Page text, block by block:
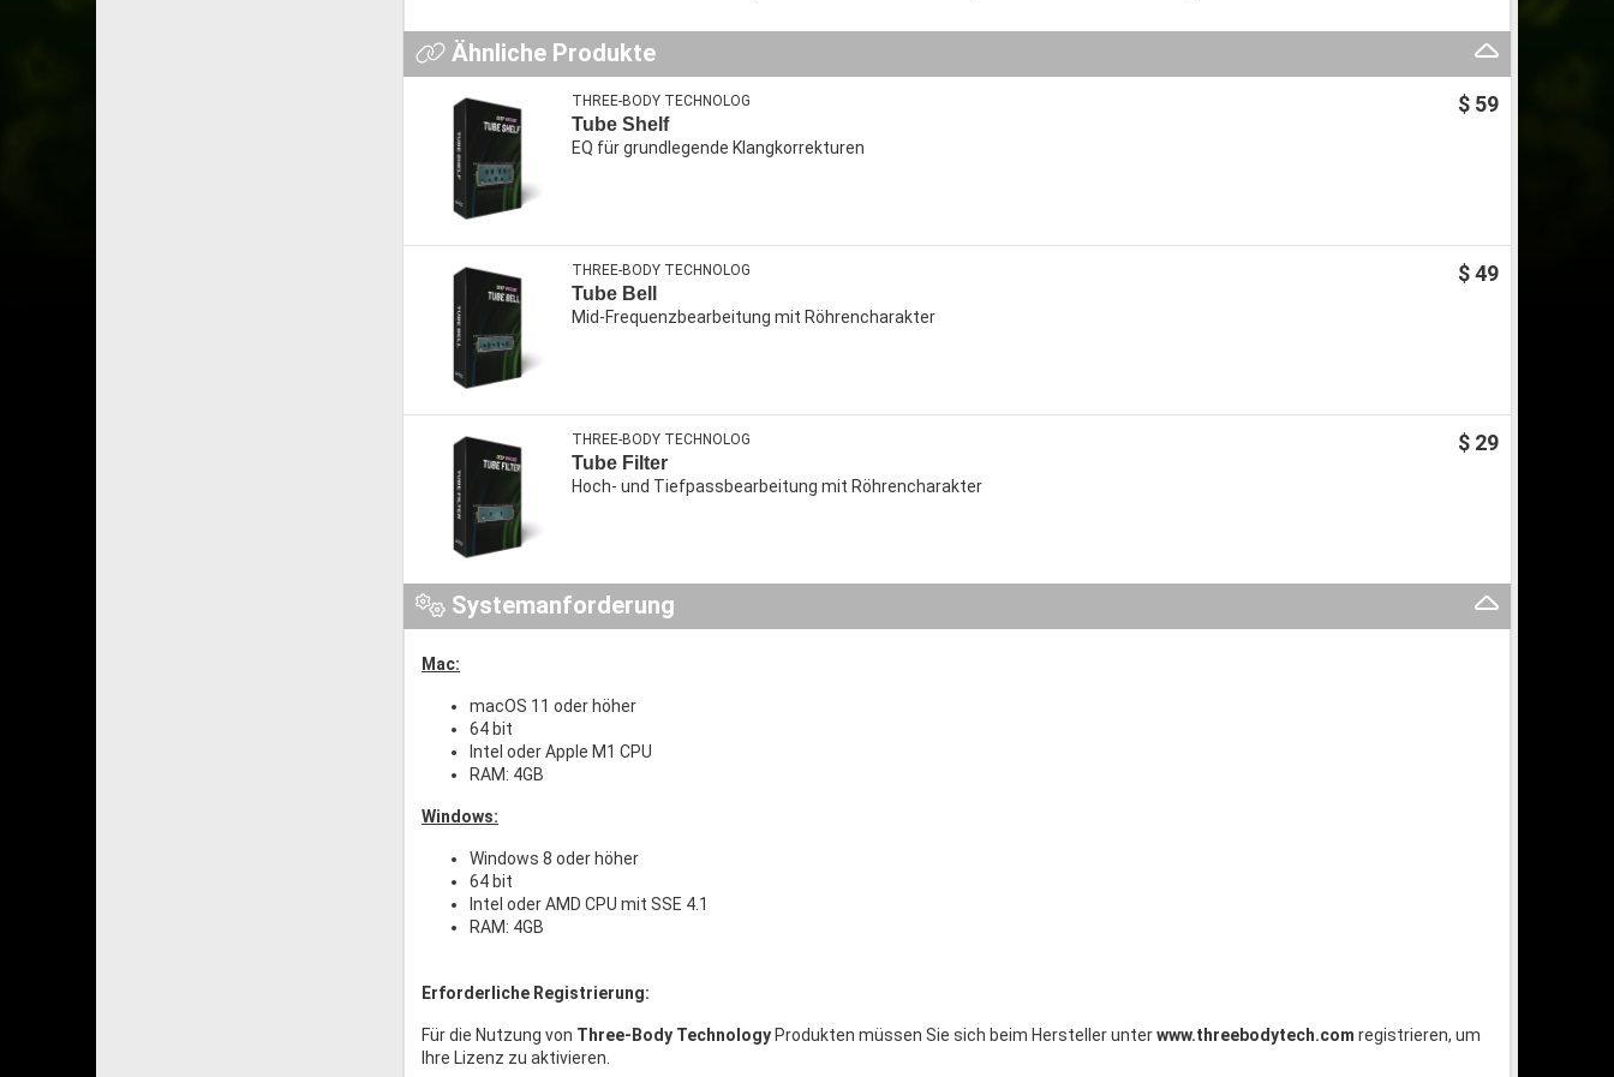
Ähnliche Produkte
$ 59
THREE-BODY TECHNOLOG
Tube Shelf
EQ für grundlegende Klangkorrekturen
$ 49
THREE-BODY TECHNOLOG
Tube Bell
Mid-Frequenzbearbeitung mit Röhrencharakter
$ 29
THREE-BODY TECHNOLOG
Tube Filter
Hoch- und Tiefpassbearbeitung mit Röhrencharakter
Systemanforderung
Mac:
macOS 11 oder höher
64 bit
Intel oder Apple M1 CPU
RAM: 4GB
Windows:
Windows 8 oder höher
64 bit
Intel oder AMD CPU mit SSE 4.1
RAM: 4GB
Erforderliche Registrierung:
Für die Nutzung von Three-Body Technology Produkten müssen Sie sich beim Hersteller unterwww.threebodytech.com registrieren, um
Ihre Lizenz zu aktivieren.